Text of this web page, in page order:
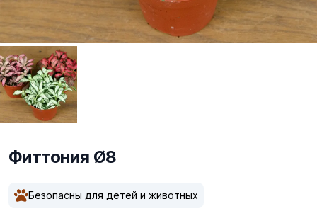
Фиттония Ø8
Описание
Безопасны для детей и животных